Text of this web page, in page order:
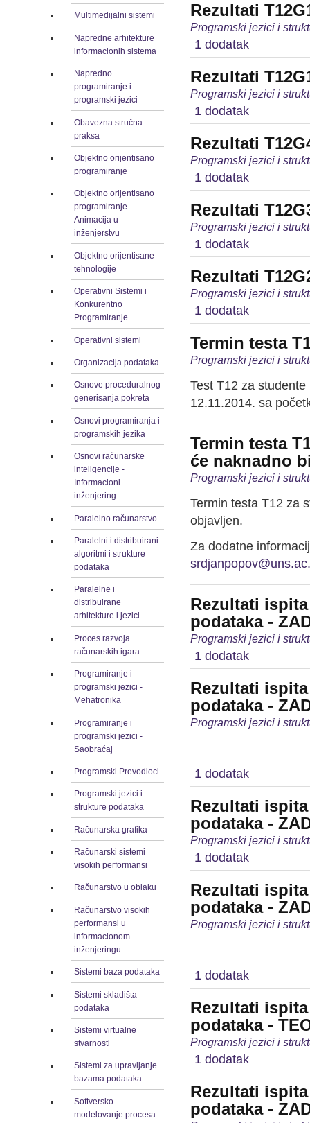
Multimedijalni sistemi
Napredne arhitekture
informacionih sistema
Napredno
programiranje i
programski jezici
Obavezna stručna
praksa
Objektno orijentisano
programiranje
Objektno orijentisano
programiranje -
Animacija u
inženjerstvu
Objektno orijentisane
tehnologije
Operativni Sistemi i
Konkurentno
Programiranje
Operativni sistemi
Organizacija podataka
Osnove proceduralnog
generisanja pokreta
Osnovi programiranja i
programskih jezika
Osnovi računarske
inteligencije -
Informacioni
inženjering
Paralelno računarstvo
Paralelni i distribuirani
algoritmi i strukture
podataka
Paralelne i
distribuirane
arhitekture i jezici
Proces razvoja
računarskih igara
Programiranje i
programski jezici -
Mehatronika
Programiranje i
programski jezici -
Saobraćaj
Programski Prevodioci
Programski jezici i
strukture podataka
Računarska grafika
Računarski sistemi
visokih performansi
Računarstvo u oblaku
Računarstvo visokih
performansi u
informacionom
inženjeringu
Sistemi baza podataka
Sistemi skladišta
podataka
Sistemi virtualne
stvarnosti
Sistemi za upravljanje
bazama podataka
Softversko
modelovanje procesa
Rezultati
Programski jezici i
1 dodatak
Rezultati
Programski jezici i
1 dodatak
Rezultati
Programski jezici i
1 dodatak
Rezultati
Programski jezici i
1 dodatak
Rezultati
Programski jezici i
1 dodatak
Termin testa
Programski jezici i
Test T12 za
12.11.2014. sa
Termin testa
će naknadno
Programski jezici i
Termin testa T12 za
objavljen.
Za dodatne
Rezultati
podataka -
Programski jezici i
1 dodatak
Rezultati
podataka -
Programski jezici i
1 dodatak
Rezultati
podataka -
Programski jezici i
1 dodatak
Rezultati
podataka -
Programski jezici i
1 dodatak
Rezultati
podataka -
Programski jezici i
1 dodatak
Rezultati
podataka -